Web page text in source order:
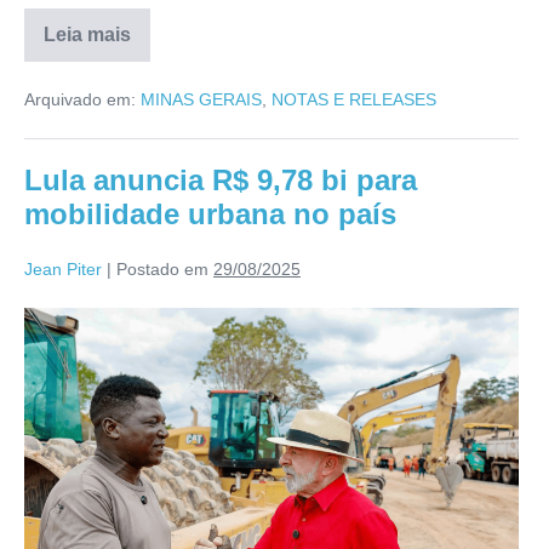
Leia mais
Arquivado em: MINAS GERAIS, NOTAS E RELEASES
Lula anuncia R$ 9,78 bi para
mobilidade urbana no país
Jean Piter | Postado em 29/08/2025